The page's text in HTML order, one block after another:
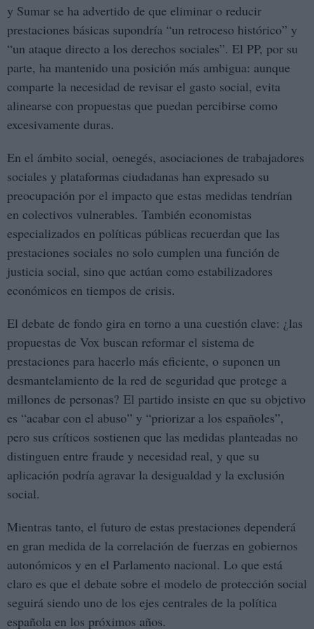
y Sumar se ha advertido de que eliminar o reducir
prestaciones básicas supondría “un retroceso histórico” y
“un ataque directo a los derechos sociales”. El PP, por su
parte, ha mantenido una posición más ambigua: aunque
comparte la necesidad de revisar el gasto social, evita
alinearse con propuestas que puedan percibirse como
excesivamente duras.
En el ámbito social, oenegés, asociaciones de trabajadores
sociales y plataformas ciudadanas han expresado su
preocupación por el impacto que estas medidas tendrían
en colectivos vulnerables. También economistas
especializados en políticas públicas recuerdan que las
prestaciones sociales no solo cumplen una función de
justicia social, sino que actúan como estabilizadores
económicos en tiempos de crisis.
El debate de fondo gira en torno a una cuestión clave: ¿las
propuestas de Vox buscan reformar el sistema de
prestaciones para hacerlo más eficiente, o suponen un
desmantelamiento de la red de seguridad que protege a
millones de personas? El partido insiste en que su objetivo
es “acabar con el abuso” y “priorizar a los españoles”,
pero sus críticos sostienen que las medidas planteadas no
distinguen entre fraude y necesidad real, y que su
aplicación podría agravar la desigualdad y la exclusión
social.
Mientras tanto, el futuro de estas prestaciones dependerá
en gran medida de la correlación de fuerzas en gobiernos
autonómicos y en el Parlamento nacional. Lo que está
claro es que el debate sobre el modelo de protección social
seguirá siendo uno de los ejes centrales de la política
española en los próximos años.